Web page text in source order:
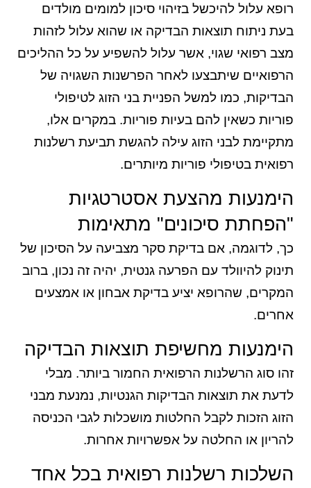
רופא עלול להיכשל בזיהוי סיכון למומים מולדים
בעת ניתוח תוצאות הבדיקה או שהוא עלול לזהות
מצב רפואי שגוי, אשר עלול להשפיע על כל ההליכים
הרפואיים שיתבצעו לאחר הפרשנות השגויה של
הבדיקות, כמו למשל הפניית בני הזוג לטיפולי
פוריות כשאין להם בעיות פוריות. במקרים אלו,
מתקיימת לבני הזוג עילה להגשת תביעת רשלנות
רפואית בטיפולי פוריות מיותרים.
הימנעות מהצעת אסטרטגיות
"הפחתת סיכונים" מתאימות
כך, לדוגמה, אם בדיקת סקר מצביעה על הסיכון של
תינוק להיוולד עם הפרעה גנטית, יהיה זה נכון, ברוב
המקרים, שהרופא יציע בדיקת אבחון או אמצעים
אחרים.
הימנעות מחשיפת תוצאות הבדיקה
זהו סוג הרשלנות הרפואית החמור ביותר. מבלי
לדעת את תוצאות הבדיקות הגנטיות, נמנעת מבני
הזוג הזכות לקבל החלטות מושכלות לגבי הכניסה
להריון או החלטה על אפשרויות אחרות.
השלכות רשלנות רפואית בכל אחד